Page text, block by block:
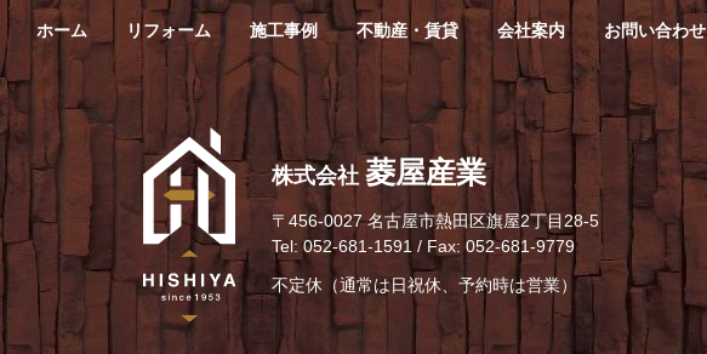
ホーム リフォーム 施工事例 不動産・賃貸 会社案内 お問い合わせ
株式会社 菱屋産業
〒456-0027名古屋市熱田区旗屋2丁目28-5
Tel: 052-681-1591 / Fax: 052-681-9779
不定休（通常は日祝休、予約時は営業）